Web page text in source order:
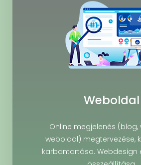
Weboldal
Online megjelenés (blog,
weboldal) megtervezése,
karbantartása. Webdesign